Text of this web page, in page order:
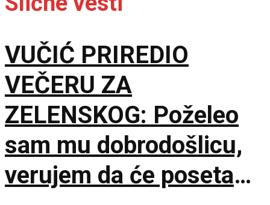
VUČIĆ PRIREDIO
VEČERU ZA
ZELENSKOG: Poželeo
sam mu dobrodošlicu,
verujem da će poseta